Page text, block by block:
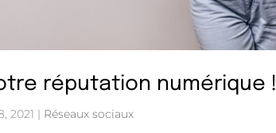
réputation numérique !
2021 | Réseaux sociaux